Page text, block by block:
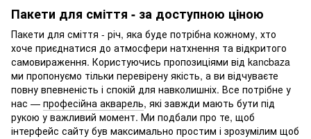
Пакети для сміття - за доступною ціною
Пакети для сміття - річ, яка буде потрібна кожному, хто
хоче приєднатися до атмосфери натхнення та відкритого
самовираження. Користуючись пропозиціями від kancbaza
ми пропонуємо тільки перевірену якість, а ви відчуваєте
повну впевненість і спокій для навколишніх. Все потрібне у
нас — професійна акварель, які завжди мають бути під
рукою у важливий момент. Ми подбали про те, щоб
інтерфейс сайту був максимально простим і зрозумілим щоб